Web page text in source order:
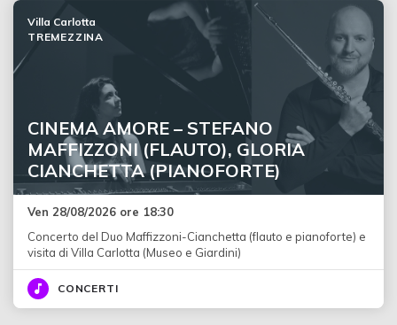
CINEMA AMORE – STEFANO
MAFFIZZONI (FLAUTO), GLORIA
CIANCHETTA (PIANOFORTE)
Villa Carlotta
TREMEZZINA
Ven 28/08/2026 ore 18:30
Concerto del Duo Maffizzoni-Cianchetta (flauto e pianoforte) e
visita di Villa Carlotta (Museo e Giardini)
CONCERTI